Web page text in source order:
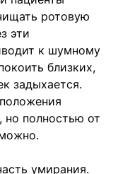
ротовую
эти
к шумному
близких,
задыхается.
но полностью от
умирания.